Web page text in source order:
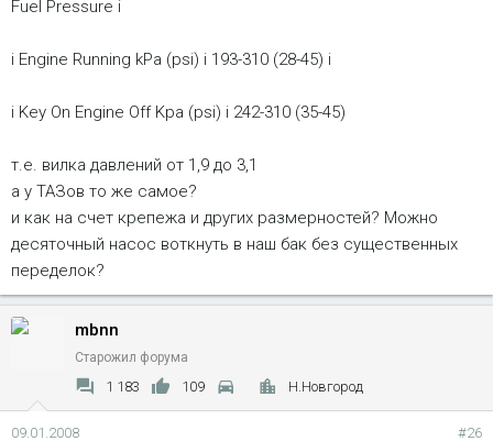
Fuel Pressure і
і Engine Running kPa (psi) і 193-310 (28-45) і
і Key On Engine Off Kpa (psi) і 242-310 (35-45)
т.е. вилка давлений от 1,9 до 3,1
а у ТАЗов то же самое?
и как на счет крепежа и других размерностей? Можно
десяточный насос воткнуть в наш бак без существенных
переделок?
mbnn
Старожил форума
1 183 109 Н.Новгород
09.01.2008 #26